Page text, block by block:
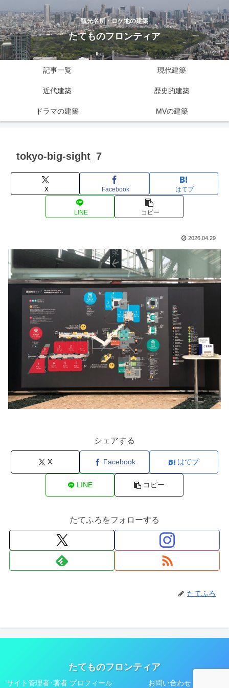
観光名所・ロケ地の建築
たてものフロンティア
記事一覧 現代建築
近代建築 歴史的建築
ドラマの建築 MVの建築
tokyo-big-sight_7
X Facebook はてブ
LINE コピー
2026.04.29
シェアする
X Facebook はてブ
LINE コピー
たてふろをフォローする
たてふろ
たてものフロンティア
サイト管理者･著者 プロフィール お問い合わせ